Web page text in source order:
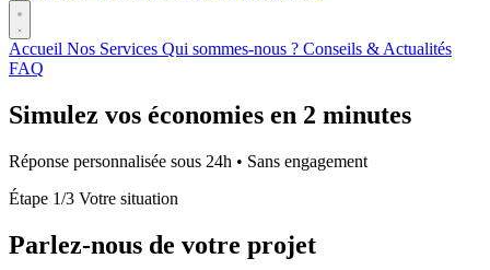
Accueil Nos Services Qui sommes-nous ? Conseils & Actualités
FAQ
Simulez vos économies en 2 minutes
Réponse personnalisée sous 24h • Sans engagement
Étape 1/3 Votre situation
Parlez-nous de votre projet